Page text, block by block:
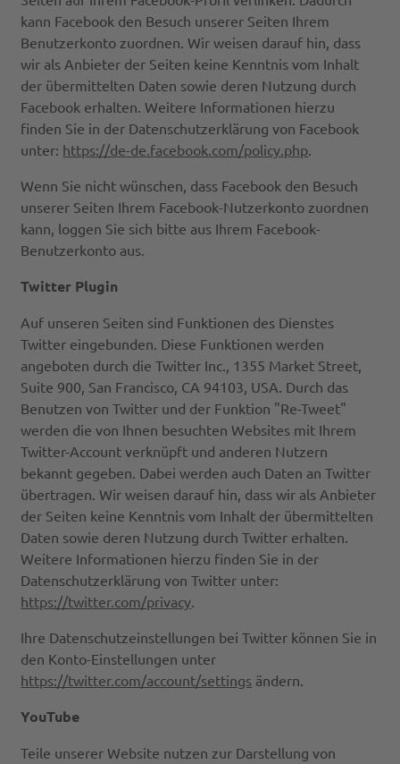
kann Facebook den Besuch unserer Seiten Ihrem
Benutzerkonto zuordnen. Wir weisen darauf hin, dass
wir als Anbieter der Seiten keine Kenntnis vom Inhalt
der übermittelten Daten sowie deren Nutzung durch
Facebook erhalten. Weitere Informationen hierzu
finden Sie in der Datenschutzerklärung von Facebook
unter: https://de-de.facebook.com/policy.php.
Wenn Sie nicht wünschen, dass Facebook den Besuch
unserer Seiten Ihrem Facebook-Nutzerkonto zuordnen
kann, loggen Sie sich bitte aus Ihrem Facebook-
Benutzerkonto aus.
Twitter Plugin
Auf unseren Seiten sind Funktionen des Dienstes
Twitter eingebunden. Diese Funktionen werden
angeboten durch die Twitter Inc., 1355 Market Street,
Suite 900, San Francisco, CA 94103, USA. Durch das
Benutzen von Twitter und der Funktion "Re-Tweet"
werden die von Ihnen besuchten Websites mit Ihrem
Twitter-Account verknüpft und anderen Nutzern
bekannt gegeben. Dabei werden auch Daten an Twitter
übertragen. Wir weisen darauf hin, dass wir als Anbieter
der Seiten keine Kenntnis vom Inhalt der übermittelten
Daten sowie deren Nutzung durch Twitter erhalten.
Weitere Informationen hierzu finden Sie in der
Datenschutzerklärung von Twitter unter:
https://twitter.com/privacy.
Ihre Datenschutzeinstellungen bei Twitter können Sie in
den Konto-Einstellungen unter
https://twitter.com/account/settings ändern.
YouTube
Teile unserer Website nutzen zur Darstellung von